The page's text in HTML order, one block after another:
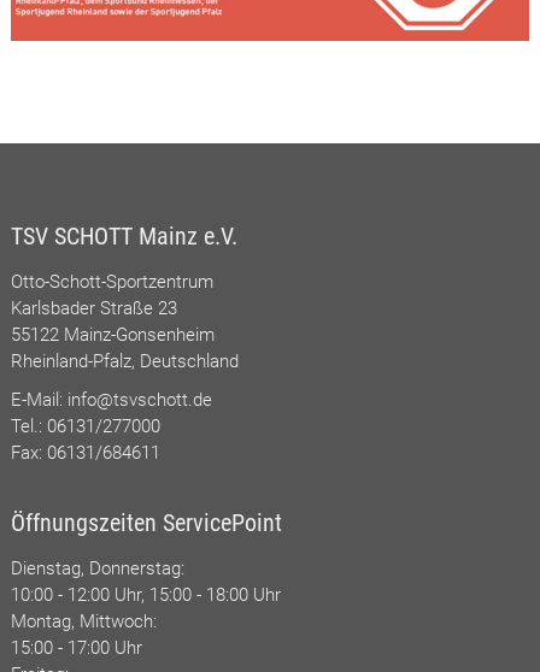
TSV SCHOTT Mainz e.V.
Otto-Schott-Sportzentrum
Karlsbader Straße 23
55122 Mainz-Gonsenheim
Rheinland-Pfalz, Deutschland
E-Mail: info@tsvschott.de
Tel.: 06131/277000
Fax: 06131/684611
Öffnungszeiten ServicePoint
Dienstag, Donnerstag:
10:00 - 12:00 Uhr, 15:00 - 18:00 Uhr
Montag, Mittwoch:
15:00 - 17:00 Uhr